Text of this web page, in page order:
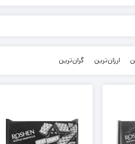
ارزان‌ترین گران‌ترین